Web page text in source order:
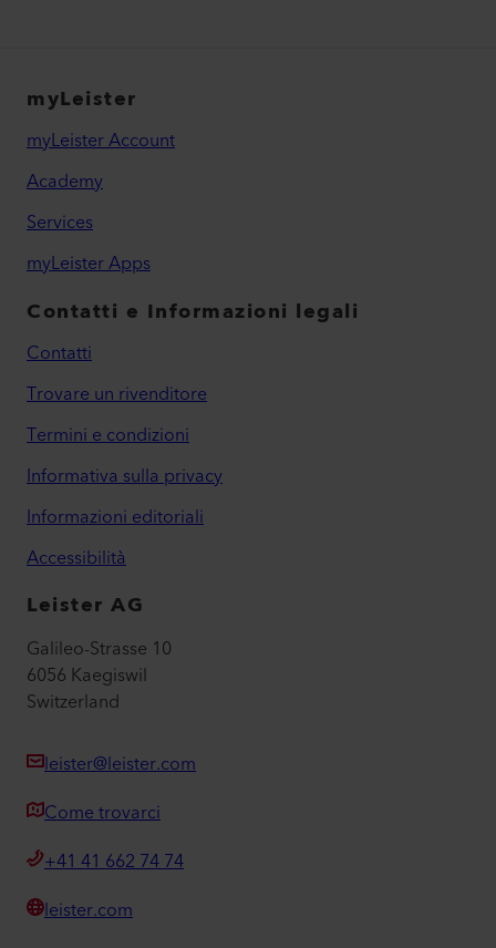
myLeister
myLeister Account
Academy
Services
myLeister Apps
Contatti e Informazioni legali
Contatti
Trovare un rivenditore
Termini e condizioni
Informativa sulla privacy
Informazioni editoriali
Accessibilità
Leister AG
Galileo-Strasse 10
6056 Kaegiswil
Switzerland
leister@leister.com
Come trovarci
+41 41 662 74 74
leister.com